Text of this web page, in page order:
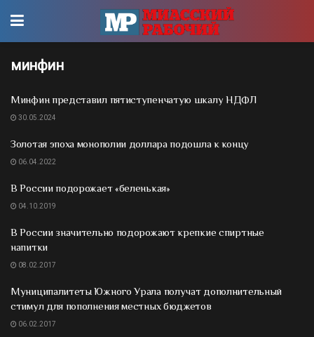
минфин
Минфин представил пятиступенчатую шкалу НДФЛ
30.05.2024
Золотая эпоха монополии доллара подошла к концу
06.04.2022
В России подорожает «беленькая»
04.10.2019
В России значительно подорожают крепкие спиртные
напитки
08.02.2017
Муниципалитеты Южного Урала получат дополнительный
стимул для пополнения местных бюджетов
06.02.2017